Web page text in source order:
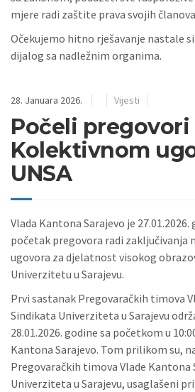
mjere radi zaštite prava svojih
Očekujemo hitno rješavanje nastale
dijalog sa nadležnim organima.
28. Januara 2026. Vijesti
Počeli
Kolektivnom
UNSA
Vlada Kantona Sarajevo je
početak pregovora radi zaključivanja
ugovora za djelatnost visokog
Univerzitetu u Sarajevu.
Prvi sastanak Pregovaračkih timova
Sindikata Univerziteta u Sarajevu
28.01.2026. godine sa početkom u
Kantona Sarajevo. Tom prilikom su,
Pregovaračkih timova Vlade Kantona
Univerziteta u Sarajevu, usaglašeni